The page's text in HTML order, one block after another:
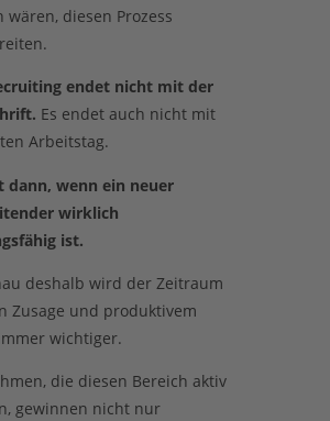
wären, diesen Prozess
endet nicht mit der
Es endet auch nicht mit
Arbeitstag.
dann, wenn ein neuer
wirklich
ist.
deshalb wird der Zeitraum
Zusage und produktivem
wichtiger.
die diesen Bereich aktiv
gewinnen nicht nur